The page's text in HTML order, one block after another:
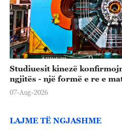
Studiuesit kinezë
ngjitës - një formë e re e
07-Aug-2026
LAJME TË NGJASHME